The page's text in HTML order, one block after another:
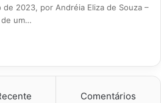
2023, por Andréia Eliza de Souza –
de um…
Comentários